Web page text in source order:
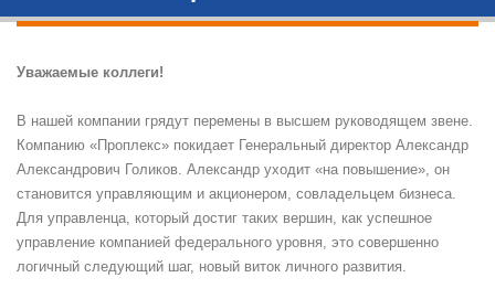
Уважаемые коллеги!
В нашей компании грядут перемены в высшем руководящем звене.
Компанию «Проплекс» покидает Генеральный директор Александр
Александрович Голиков. Александр уходит «на повышение», он
становится управляющим и акционером, совладельцем бизнеса.
Для управленца, который достиг таких вершин, как успешное
управление компанией федерального уровня, это совершенно
логичный следующий шаг, новый виток личного развития.